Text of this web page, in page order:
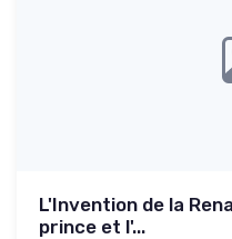
L'Invention de la
prince et l'...